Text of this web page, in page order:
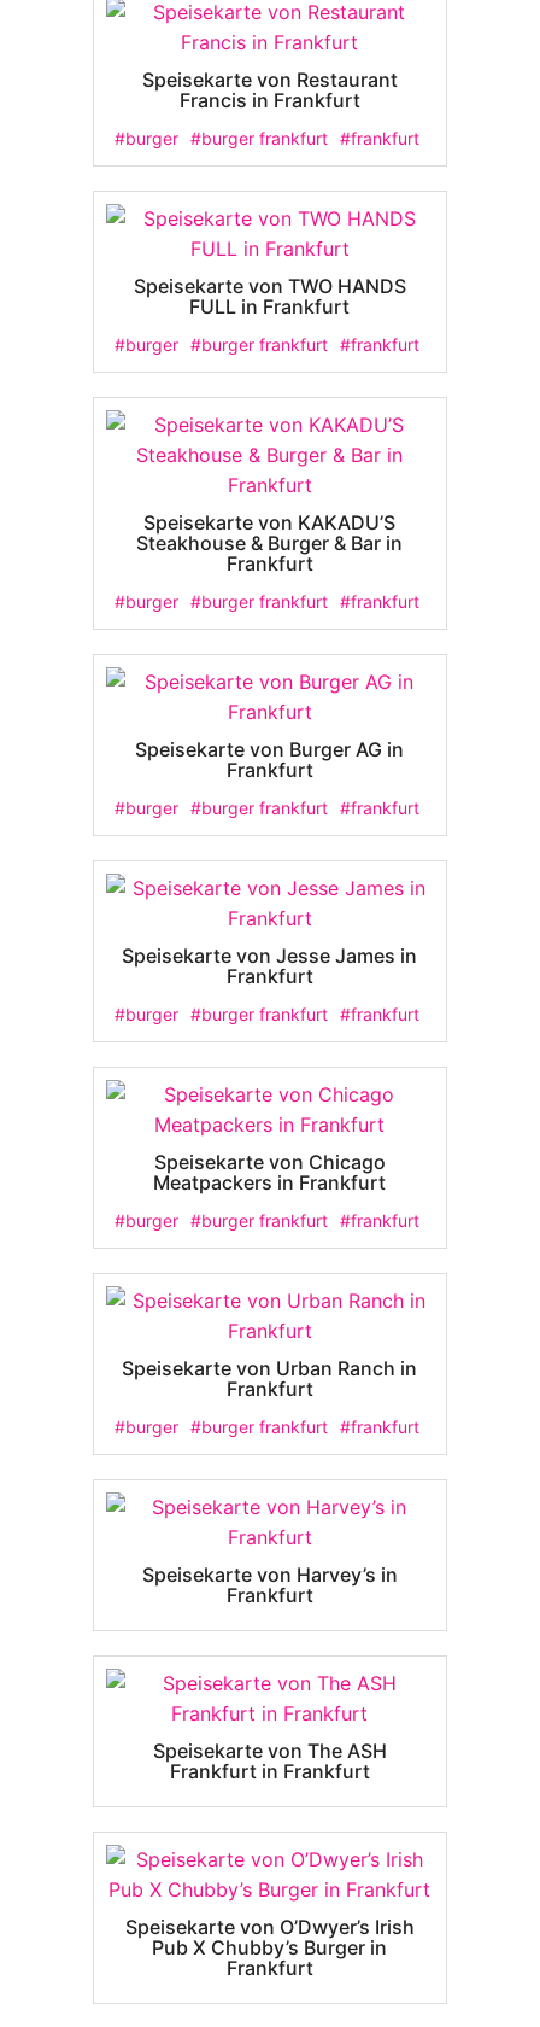
Speisekarte von Restaurant
Francis in Frankfurt
#burger #burger frankfurt #frankfurt
Speisekarte von TWO HANDS
FULL in Frankfurt
#burger #burger frankfurt #frankfurt
Speisekarte von KAKADU’S
Steakhouse & Burger & Bar in
Frankfurt
#burger #burger frankfurt #frankfurt
Speisekarte von Burger AG in
Frankfurt
#burger #burger frankfurt #frankfurt
Speisekarte von Jesse James in
Frankfurt
#burger #burger frankfurt #frankfurt
Speisekarte von Chicago
Meatpackers in Frankfurt
#burger #burger frankfurt #frankfurt
Speisekarte von Urban Ranch in
Frankfurt
#burger #burger frankfurt #frankfurt
Speisekarte von Harvey’s in
Frankfurt
Speisekarte von The ASH
Frankfurt in Frankfurt
Speisekarte von O’Dwyer’s Irish
Pub X Chubby’s Burger in
Frankfurt